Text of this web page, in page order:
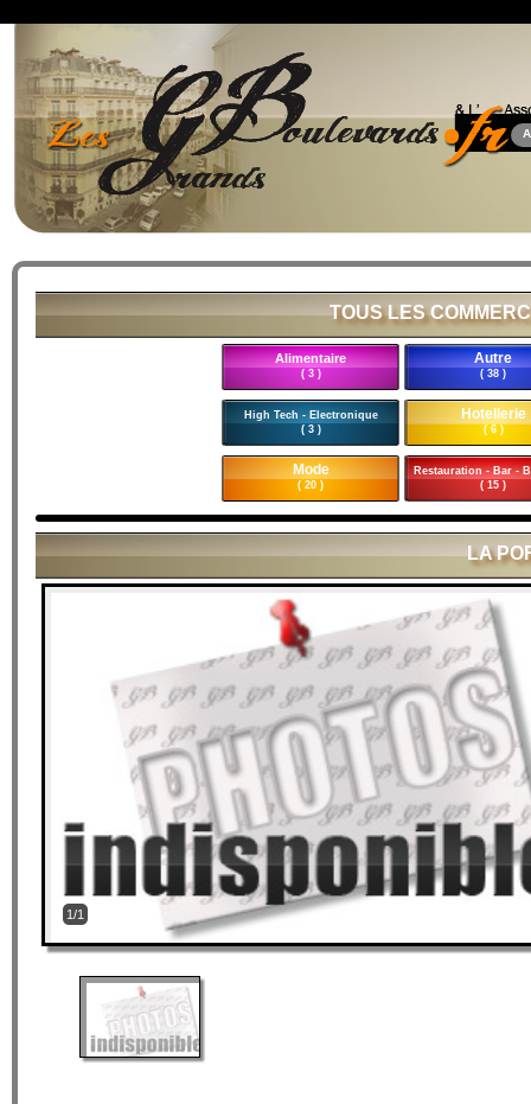
TOUS LES
Alimentaire
( 3 )
Autre
( 38 )
High Tech - Electronique
( 3 )
Hotellerie
( 6 )
Mode
( 20 )
Restauration - Bar -
( 15 )
LA
1/1